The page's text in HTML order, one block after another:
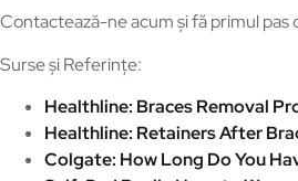
Contactează-ne acum și fă primul
Surse și Referințe:
Healthline: Braces Removal
Healthline: Retainers After
Colgate: How Long Do You